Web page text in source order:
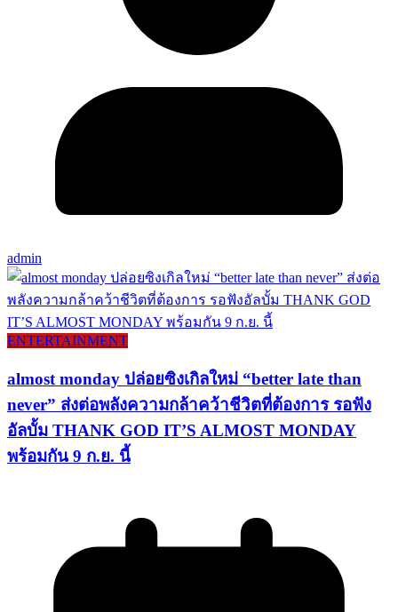
admin
ENTERTAINMENT
almost monday ปล่อยซิงเกิลใหม่ “better late than
never” ส่งต่อพลังความกล้าคว้าชีวิตที่ต้องการ รอฟัง
อัลบั้ม THANK GOD IT’S ALMOST MONDAY
พร้อมกัน 9 ก.ย. นี้